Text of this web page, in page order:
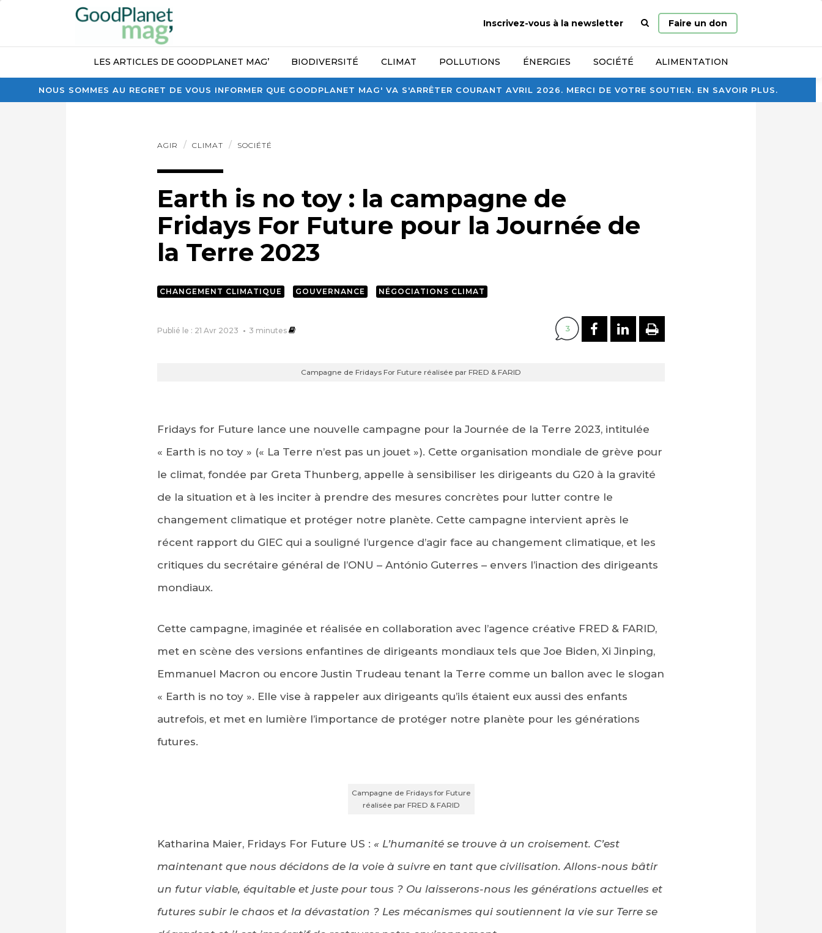
NOUS SOMMES AU REGRET DE VOUS INFORMER QUE GOODPLANET MAG' VA S'ARRÊTER COURANT AVRIL 2026. MERCI DE VOTRE SOUTIEN. EN SAVOIR PLUS.
Inscrivez-vous à la newsletter
Page
d’accueil
Faire un don
LES ARTICLES DE GOODPLANET MAG’ BIODIVERSITÉ CLIMAT POLLUTIONS ÉNERGIES SOCIÉTÉ ALIMENTATION
AGIR CLIMAT SOCIÉTÉ
Earth is no toy : la campagne de
Fridays For Future pour la Journée de
la Terre 2023
CHANGEMENT CLIMATIQUE GOUVERNANCE NÉGOCIATIONS CLIMAT
Publié le : 21 Avr 2023 3 minutes 3 PARTAGER SUR FACEBOOK
PARTAGER SUR
IMPRIMER
Campagne de Fridays For Future réalisée par FRED & FARID
Fridays for Future lance une nouvelle campagne pour la Journée de la Terre 2023, intitulée
« Earth is no toy » (« La Terre n’est pas un jouet »). Cette organisation mondiale de grève pour
le climat, fondée par Greta Thunberg, appelle à sensibiliser les dirigeants du G20 à la gravité
de la situation et à les inciter à prendre des mesures concrètes pour lutter contre le
changement climatique et protéger notre planète. Cette campagne intervient après le
récent rapport du GIEC qui a souligné l’urgence d’agir face au changement climatique, et les
critiques du secrétaire général de l’ONU – António Guterres – envers l’inaction des dirigeants
mondiaux.
Cette campagne, imaginée et réalisée en collaboration avec l’agence créative FRED & FARID,
met en scène des versions enfantines de dirigeants mondiaux tels que Joe Biden, Xi Jinping,
Emmanuel Macron ou encore Justin Trudeau tenant la Terre comme un ballon avec le slogan
« Earth is no toy ». Elle vise à rappeler aux dirigeants qu’ils étaient eux aussi des enfants
autrefois, et met en lumière l’importance de protéger notre planète pour les générations
futures.
Campagne de Fridays for Future
réalisée par FRED & FARID
Katharina Maier, Fridays For Future US : « L’humanité se trouve à un croisement. C’est
maintenant que nous décidons de la voie à suivre en tant que civilisation. Allons-nous bâtir
un futur viable, équitable et juste pour tous ? Ou laisserons-nous les générations actuelles et
futures subir le chaos et la dévastation ? Les mécanismes qui soutiennent la vie sur Terre se